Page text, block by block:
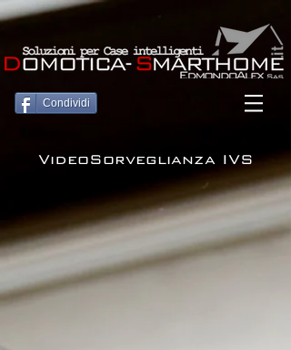
Condividi
VideoSorveglianza IVS